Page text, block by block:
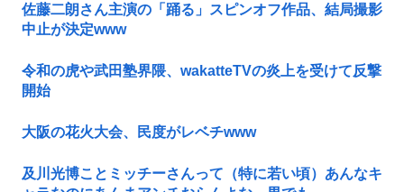
佐藤二朗さん主演の「踊る」スピンオフ作品、結局撮影
中止が決定www
令和の虎や武田塾界隈、wakatteTVの炎上を受けて反撃
開始
大阪の花火大会、民度がレベチwww
及川光博ことミッチーさんって（特に若い頃）あんなキ